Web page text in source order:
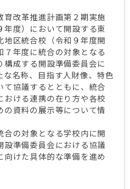
改革推進計画第２期実施
年度）において開設する東
地区統合校（令和９年度開
年度に統合の対象となる
成する開設準備委員会に
な名称、目指す人財像、特色
て協議するとともに、統合
おける連携の在り方や各校
の資料の展示等について情
の対象となる学校内に開
設準備委員会における協議
けた具体的な準備を進め